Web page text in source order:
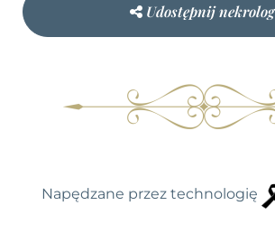
Udostępnij nekrolog
Napędzane przez technologię